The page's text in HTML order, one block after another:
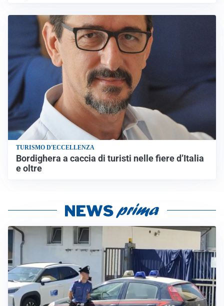
TURISMO D'ECCELLENZA
Bordighera a caccia di turisti nelle fiere d’Italia
e oltre